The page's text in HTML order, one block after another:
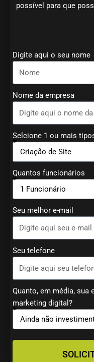
possível para que
Digite aqui o seu nome
Nome da empresa
Selcione 1 ou mais
Quantos funcionários
Seu melhor e-mail
Seu telefone
Quanto, em média, sua
marketing digital?